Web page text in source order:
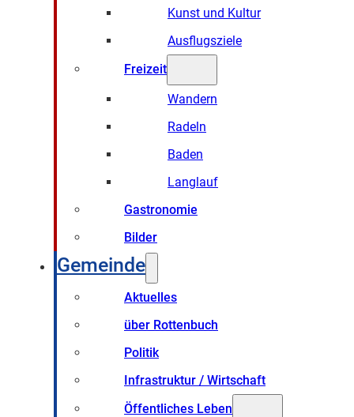
Kunst und Kultur
Ausflugsziele
Freizeit
Wandern
Radeln
Baden
Langlauf
Gastronomie
Bilder
Gemeinde
Aktuelles
über Rottenbuch
Politik
Infrastruktur / Wirtschaft
Öffentliches Leben